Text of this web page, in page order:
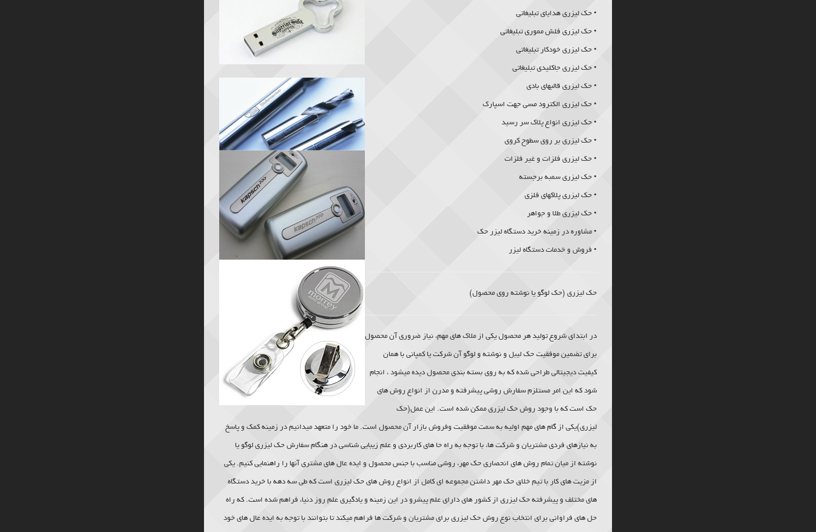
• حک لیزری هدایای تبلیغاتی
• حک لیزری فلش مموری تبلیغاتی
• حک لیزری خودکار تبلیغاتی
• حک لیزری جاکلیدی تبلیغاتی
• حک لیزری قالبهای بادی
• حک لیزری الکترود مسی جهت اسپارک
• حک لیزری انواع پلاک سر رسید
• حک لیزری بر روی سطوح کروی
• حک لیزری فلزات و غیر فلزات
• حک لیزری سمبه برجسته
• حک لیزری پلاکهای فلزی
• حک لیزری طلا و جواهر
• مشاوره در زمینه خرید دستگاه لیزر حک
• فروش و خدمات دستگاه لیزر
حک لیزری (حک لوگو یا نوشته روی محصول)
در ابتدای شروع تولید هر محصول یکی از ملاک های مهم، نیاز ضروری آن محصول
برای تضمین موفقیت حک لیبل و نوشته و لوگو آن شرکت یا کمپانی با همان
کیفیت دیجیتالی طراحی شده که به روی بسته بندی محصول دیده میشود ، انجام
شود که این امر مستلزم سفارش روشی پیشرفته و مدرن از انواع روش های
حک است که با وجود روش حک لیزری ممکن شده است. این عمل(حک
لیزری)یکی از گام های مهم اولیه به سمت موفقیت وفروش بازار آن محصول است. ما خود را متعهد میدانیم در زمینه کمک و پاسخ
به نیازهای فردی مشتریان و شرکت ها، با توجه به راه حا های کاربردی و علم زیبایی شناسی در هنگام سفارش حک لیزری لوگو یا
نوشته از میان تمام روش های انحصاری حک مهر، روشی مناسب با جنس محصول و ایده عال های مشتری آنها را راهنمایی کنیم. یکی
از مزیت های کار با تیم خلاق حک مهر داشتن مجموعه ای کامل از انواع روش های حک لیزری است که طی سه دهه با خرید دستگاه
های مختلف و پیشرفته حک لیزری از کشور های دارای علم پیشرو در این زمینه و یادگیری علم روز دنیا، فراهم شده است. که راه
حل های فراوانی برای انتخاب نوع روش حک لیزری برای مشتریان و شرکت ها فراهم میکند تا بتوانند با توجه به ایده عال های خود